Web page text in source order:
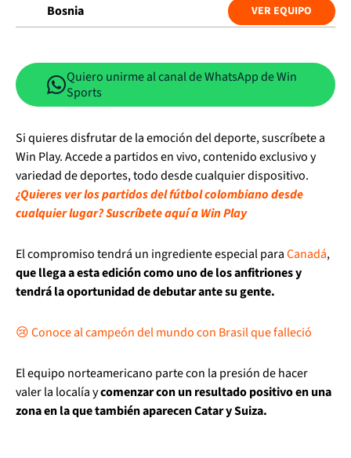
Bosnia VER EQUIPO
Quiero unirme al canal de WhatsApp de Win
Sports
Si quieres disfrutar de la emoción del deporte, suscríbete a
Win Play. Accede a partidos en vivo, contenido exclusivo y
variedad de deportes, todo desde cualquier dispositivo.
¿Quieres ver los partidos del fútbol colombiano desde
cualquier lugar? Suscríbete aquí a Win Play
El compromiso tendrá un ingrediente especial paraCanadá,
que llega a esta edición como uno de los anfitriones y
tendrá la oportunidad de debutar ante su gente.
😢 Conoce al campeón del mundo con Brasil que falleció
El equipo norteamericano parte con la presión de hacer
valer la localía ycomenzar con un resultado positivo en una
zona en la que también aparecen Catar y Suiza.